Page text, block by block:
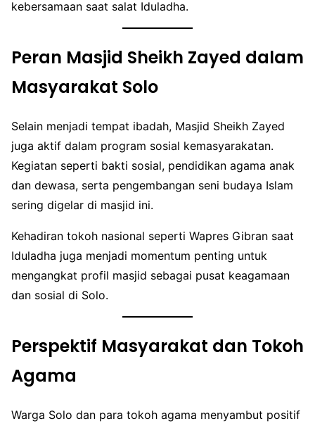
kebersamaan saat salat Iduladha.
Peran Masjid Sheikh Zayed dalam
Masyarakat Solo
Selain menjadi tempat ibadah, Masjid Sheikh Zayed
juga aktif dalam program sosial kemasyarakatan.
Kegiatan seperti bakti sosial, pendidikan agama anak
dan dewasa, serta pengembangan seni budaya Islam
sering digelar di masjid ini.
Kehadiran tokoh nasional seperti Wapres Gibran saat
Iduladha juga menjadi momentum penting untuk
mengangkat profil masjid sebagai pusat keagamaan
dan sosial di Solo.
Perspektif Masyarakat dan Tokoh
Agama
Warga Solo dan para tokoh agama menyambut positif